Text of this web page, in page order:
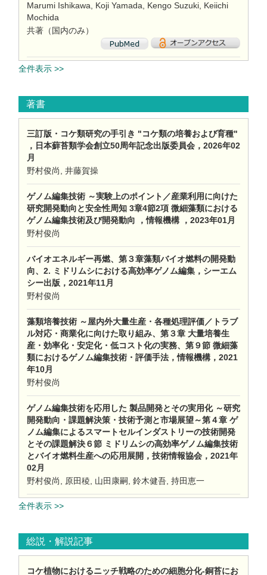
Marumi Ishikawa, Koji Yamada, Kengo Suzuki, Keiichi
Mochida
共著（国内のみ）
全件表示 >>
著書
三訂版・コケ類研究の手引き "コケ類の培養および育種"
，日本蘚苔類学会創立50周年記念出版委員会，2026年02
月
野村俊尚, 井藤賀操
ゲノム編集技術 ～実験上のポイント／産業利用に向けた
研究開発動向と安全性周知 3章4節2項 微細藻類における
ゲノム編集技術及び開発動向 ，情報機構 ，2023年01月
野村俊尚
バイオエネルギー再燃、第３章藻類バイオ燃料の開発動
向、2. ミドリムシにおける高効率ゲノム編集，シーエム
シー出版，2021年11月
野村俊尚
藻類培養技術 ～屋内外大量生産・各種処理評価／トラブ
ル対応・商業化に向けた取り組み、第３章 大量培養生
産・効率化・安定化・低コスト化の実務、第９節 微細藻
類におけるゲノム編集技術・評価手法，情報機構，2021
年10月
野村俊尚
ゲノム編集技術を応用した 製品開発とその実用化 ～研究
開発動向・課題解決策・技術予測と市場展望～第４章 ゲ
ノム編集によるスマートセルインダストリーの技術開発
とその課題解決６節 ミドリムシの高効率ゲノム編集技術
とバイオ燃料生産への応用展開，技術情報協会，2021年
02月
野村俊尚, 原田稜, 山田康嗣, 鈴木健吾, 持田恵一
全件表示 >>
総説・解説記事
コケ植物におけるニッチ戦略のための細胞分化-銅苔にお